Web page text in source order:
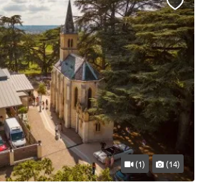
(1) (14)